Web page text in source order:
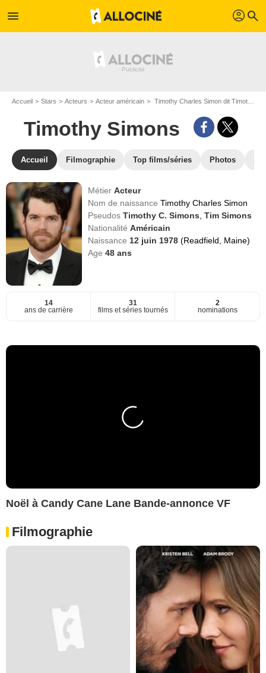
menu profil search
Accueil Stars Acteurs Acteur américain Timothy Charles Simon dit Timothy Simons
Timothy Simons
Accueil Filmographie Top films/séries Photos
MétierActeur
Nom de naissanceTimothy Charles Simon
PseudosTimothy C. Simons ,Tim Simons
NationalitéAméricain
Naissance 12 juin 1978(Readfield, Maine)
Age48 ans
14
ans de carrière
31
films et séries tournés
2
nominations
Noël à Candy Cane Lane Bande-annonce VF
Filmographie